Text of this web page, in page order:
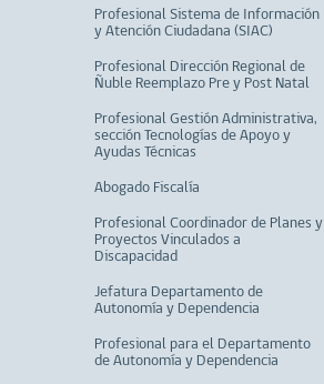
Profesional Sistema de Información
y Atención Ciudadana (SIAC)
Profesional Dirección Regional de
Ñuble Reemplazo Pre y Post Natal
Profesional Gestión Administrativa,
sección Tecnologías de Apoyo y
Ayudas Técnicas
Abogado Fiscalía
Profesional Coordinador de Planes y
Proyectos Vinculados a
Discapacidad
Jefatura Departamento de
Autonomía y Dependencia
Profesional para el Departamento
de Autonomía y Dependencia